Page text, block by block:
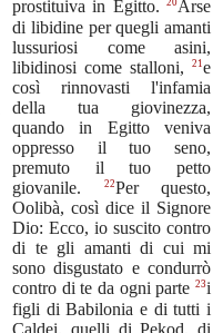
prostituiva in Egitto. 20Arse
di libidine per quegli amanti
lussuriosi come asini,
libidinosi come stalloni,
21 e
così rinnovasti l'infamia
della tua giovinezza,
quando in Egitto veniva
oppresso il tuo seno,
premuto il tuo petto
giovanile.
22Per questo,
Oolibà, così dice il Signore
Dio: Ecco, io suscito contro
di te gli amanti di cui mi
sono disgustato e condurrò
contro di te da ogni parte 23i
figli di Babilonia e di tutti i
Caldei, quelli di Pekod, di